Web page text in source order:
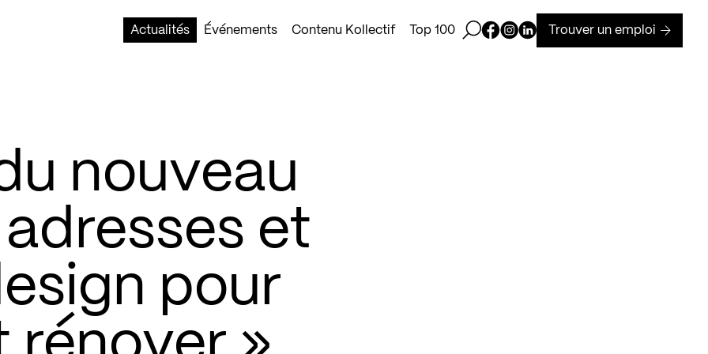
Actualités
Événements Contenu Kollectif Top 100 Ouvrir la barre de recherche
Page Facebook de Kollectif
Page Instagram de Kollectif
Page Linkedin de Kollectif
Trouver un emploi
nouveau
et
pour